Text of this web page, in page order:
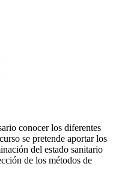
conocer los diferentes
se pretende aportar los
del estado sanitario
de los métodos de